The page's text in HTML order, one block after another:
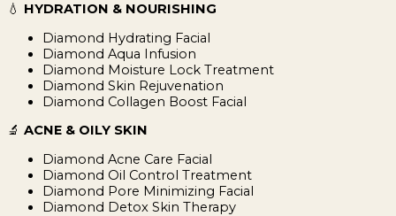
💧 HYDRATION & NOURISHING
Diamond Hydrating Facial
Diamond Aqua Infusion
Diamond Moisture Lock Treatment
Diamond Skin Rejuvenation
Diamond Collagen Boost Facial
🔬 ACNE & OILY SKIN
Diamond Acne Care Facial
Diamond Oil Control Treatment
Diamond Pore Minimizing Facial
Diamond Detox Skin Therapy